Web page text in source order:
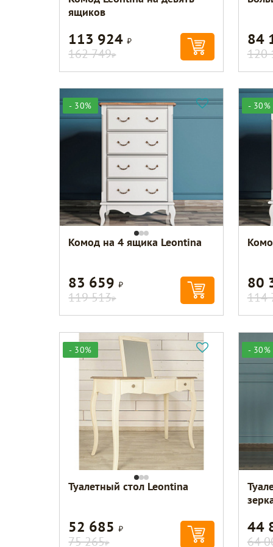
ящиков
113 924Р
162 749Р
84
120
- 30%
Комод на 4 ящика Leontina
83 659Р
119 513Р
- 30%
80
114
- 30%
Туалетный стол Leontina
52 685Р
75 265Р
- 30%
44
64